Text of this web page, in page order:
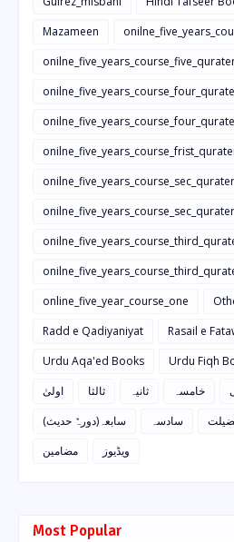
Mazameen
online_five_year_course_one
Radd e Qadiyaniyat
Rasail e
Urdu Aqa'ed Books
Urdu Fiqh
اولیٰ
ثالثا ثانیہ خامسہ
سابعہ(دورہٌ حدیث)
سادسہ
مضامین
ویڈیوز
Most Popular